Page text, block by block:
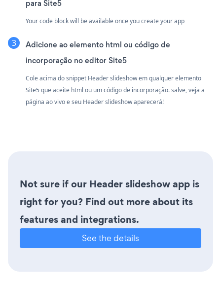
para Site5
Your code block will be available once you create your app
Adicione ao elemento html ou código de
incorporação no editor Site5
Cole acima do snippet Header slideshow em qualquer elemento
Site5 que aceite html ou um código de incorporação. salve, veja a
página ao vivo e seu Header slideshow aparecerá!
Not sure if our Header slideshow app is
right for you? Find out more about its
features and integrations.
See the details